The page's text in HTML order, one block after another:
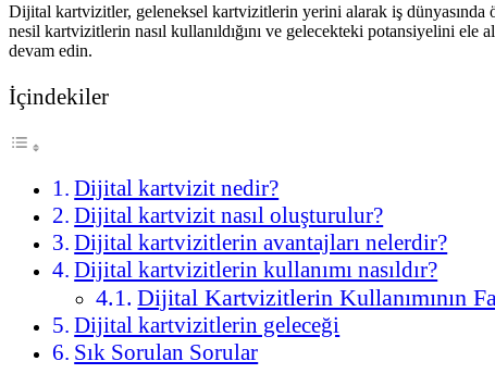
Dijital kartvizitler, geleneksel kartvizitlerin yerini alarak iş dünyasında
nesil kartvizitlerin nasıl kullanıldığını ve gelecekteki potansiyelini
devam edin.
İçindekiler
Dijital kartvizit nedir?
Dijital kartvizit nasıl oluşturulur?
Dijital kartvizitlerin avantajları nelerdir?
Dijital kartvizitlerin kullanımı nasıldır?
Dijital Kartvizitlerin Kullanımının
Dijital kartvizitlerin geleceği
Sık Sorulan Sorular